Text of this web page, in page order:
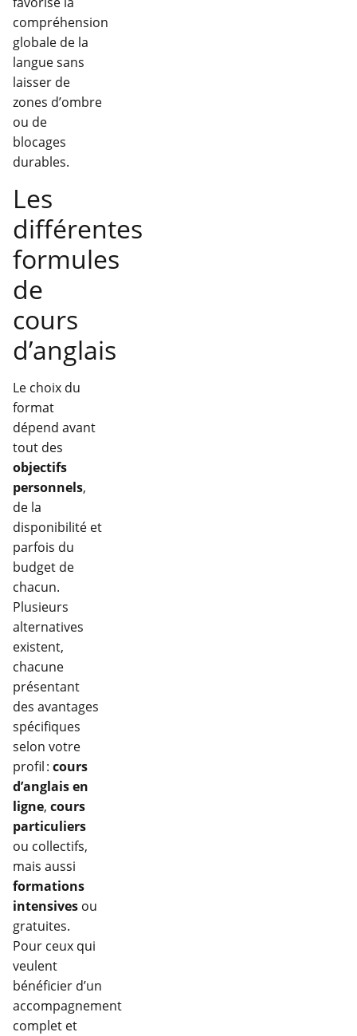
compréhension
globale de la
langue sans
laisser de
zones d’ombre
ou de
blocages
durables.
Les
différentes
formules
de
cours
d’anglais
Le choix du
format
dépend avant
tout des
objectifs
personnels,
de la
disponibilité et
parfois du
budget de
chacun.
Plusieurs
alternatives
existent,
chacune
présentant
des avantages
spécifiques
selon votre
profil : cours
d’anglais en
ligne, cours
particuliers
ou collectifs,
mais aussi
formations
intensives ou
gratuites.
Pour ceux qui
veulent
bénéficier d’un
accompagnement
complet et